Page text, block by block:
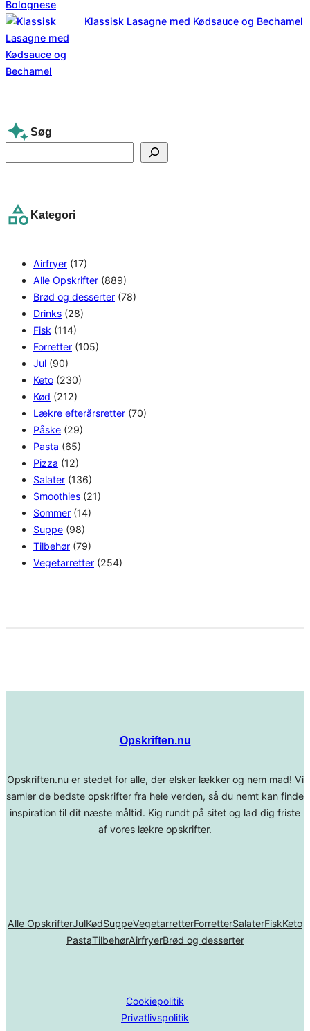
Klassisk Lasagne med Kødsauce og Bechamel
Søg
e
c
Kategori
Airfryer (17)
Alle Opskrifter (889)
Brød og desserter (78)
Drinks (28)
Fisk (114)
Forretter (105)
Jul (90)
Keto (230)
Kød (212)
Lækre efterårsretter (70)
Påske (29)
Pasta (65)
Pizza (12)
Salater (136)
Smoothies (21)
Sommer (14)
Suppe (98)
Tilbehør (79)
Vegetarretter (254)
Opskriften.nu
Opskriften.nu er stedet for alle, der elsker lækker og nem mad! Vi
samler de bedste opskrifter fra hele verden, så du nemt kan finde
inspiration til dit næste måltid. Kig rundt på sitet og lad dig friste
af vores lækre opskrifter.
Alle OpskrifterJulKødSuppeVegetarretterForretterSalaterFiskKeto
PastaTilbehørAirfryerBrød og desserter
Cookiepolitik
Privatlivspolitik